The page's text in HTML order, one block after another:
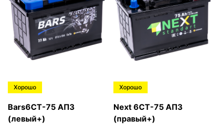
Хорошо
Bars6СТ-75 АПЗ
(левый+)
Хорошо
Next 6СТ-75 АПЗ
(правый+)